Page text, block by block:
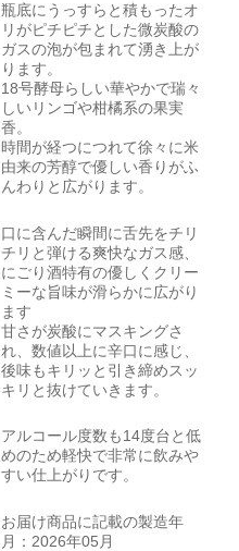
瓶底にうっすらと積もったオ
リがピチピチとした微炭酸の
ガスの泡が包まれて湧き上が
ります。
18号酵母らしい華やかで瑞々
しいリンゴや柑橘系の果実
香。
時間が経つにつれて徐々に米
由来の芳醇で優しい香りがふ
んわりと広がります。
口に含んだ瞬間に舌先をチリ
チリと弾ける爽快なガス感、
にごり酒特有の優しくクリー
ミーな旨味が滑らかに広がり
ます
甘さが炭酸にマスキングさ
れ、数値以上に辛口に感じ、
後味もキリッと引き締めスッ
キリと抜けていきます。
アルコール度数も14度台と低
めのため軽快で非常に飲みや
すい仕上がりです。
お届け商品に記載の製造年
月：2026年05月